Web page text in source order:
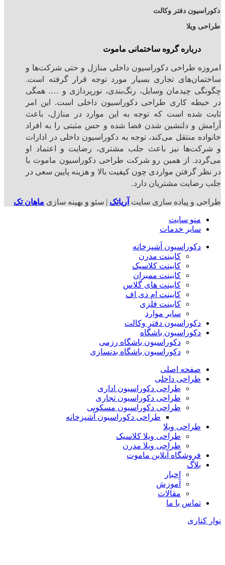
دفتر وکالت
ویلا
درباره گروه ساختمانی ماموت
طراحی دکوراسیون داخلی منازل و حتی شرکت‌ها و
تجاری بسیار مورد توجه قرار گرفته است.
چیدمان وسایل، رنگ‌بندی، نورپردازی و …. همگی
کاری طراحی دکوراسیون داخلی است. این امر
شده است که توجه به این موارد در منازل، باعث
و دلنشین شدن فضا شده و حس مثبتی را به افراد
منتقل می‌کند، توجه به دکوراسیون داخلی در ادارات
نیز باعث جلب مشتری، رضایت و اعتماد او
از همین رو شرکت طراحی دکوراسیون ماموت با
گرفتن مواردی چون کیفیت بالا و هزینه پایین سعی در
مشتریان دارد.
و پیاده سازی سایتآریاتک | سئو و بهینه سازیماهان تک
منو سایت
سایر خدمات
دکوراسیون آشپزخانه
کابینت مدرن
کابینت کلاسیک
کابینت ممبران
کابینت های گلاس
کابینت ام دی اف
کابینت فلزی
سایر موارد
دکوراسیون دفتر وکالت
دکوراسیون باشگاه
دکوراسیون باشگاه رزمی
دکوراسیون باشگاه بدنسازی
صفحه اصلی
طراحی داخلی
طراحی دکوراسیون اداری
طراحی دکوراسیون تجاری
طراحی دکوراسیون مسکونی
طراحی دکوراسیون آشپزخانه
طراحی ویلا
طراحی ویلا کلاسیک
طراحی ویلا مدرن
فروشگاه آنلاین ماموت
بلاگ
اخبار
آموزش
مقالات
تماس با ما
کناری